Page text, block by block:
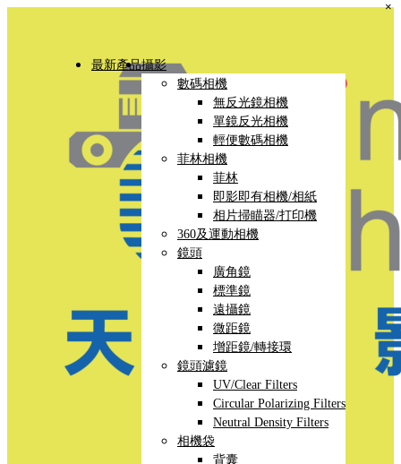
最新產品攝影
數碼相機
無反光鏡相機
單鏡反光相機
輕便數碼相機
菲林相機
菲林
即影即有相機/相紙
相片掃瞄器/打印機
360及運動相機
鏡頭
廣角鏡
標準鏡
遠攝鏡
微距鏡
增距鏡/轉接環
鏡頭濾鏡
UV/Clear Filters
Circular Polarizing Filters
Neutral Density Filters
相機袋
背囊
×